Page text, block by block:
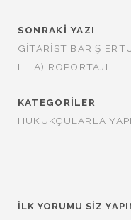
SONRAKI YAZI
GITARIST BARIŞ
LILA) RÖPORTAJI
KATEGORILER
HUKUKÇULARLA
İLK YORUMU SIZ